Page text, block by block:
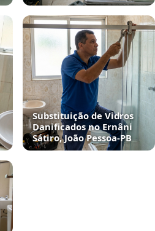
Substituição de Vidros
Danificados no Ernâni
Sátiro, João Pessoa‑PB